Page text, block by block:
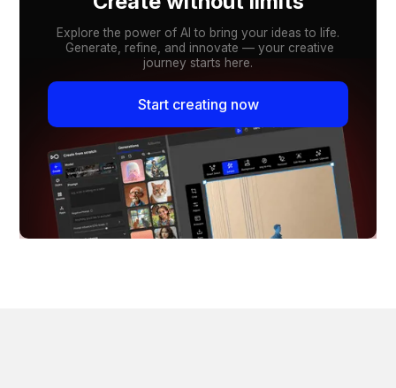
Explore the power of AI to bring your ideas to life.
Generate, refine, and innovate — your creative
journey starts here.
Start creating now